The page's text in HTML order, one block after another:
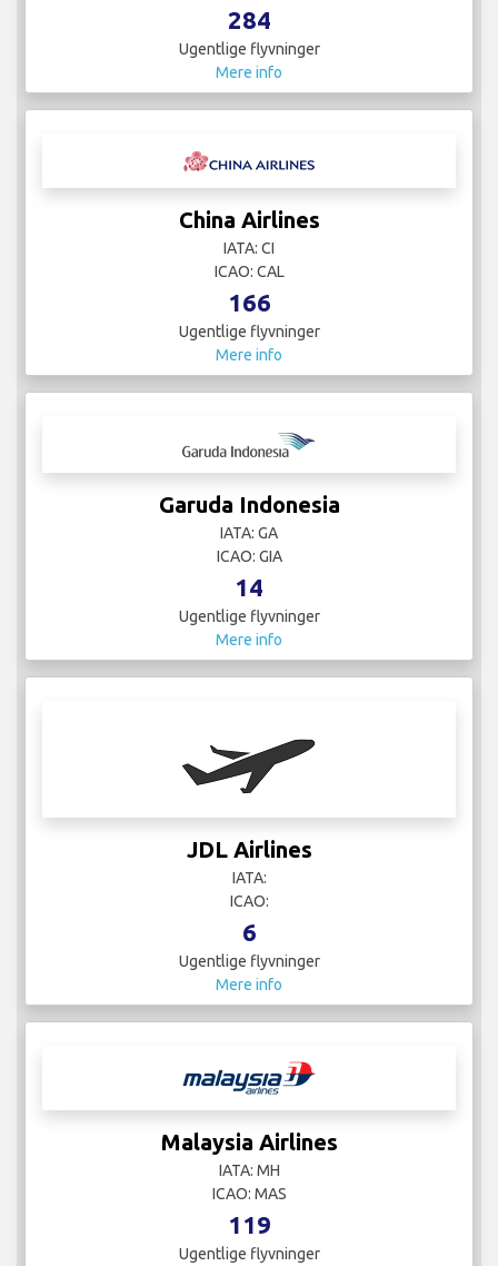
284
Ugentlige flyvninger
Mere info
China Airlines
IATA: CI
ICAO: CAL
166
Ugentlige flyvninger
Mere info
Garuda Indonesia
IATA: GA
ICAO: GIA
14
Ugentlige flyvninger
Mere info
JDL Airlines
IATA:
ICAO:
6
Ugentlige flyvninger
Mere info
Malaysia Airlines
IATA: MH
ICAO: MAS
119
Ugentlige flyvninger